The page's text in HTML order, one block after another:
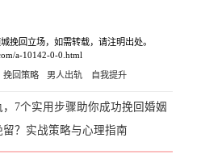
挽回立场，如需转载，请注明出处。
a-10142-0-0.html
挽回策略 男人出轨 自我提升
7个实用步骤助你成功挽回婚姻
？实战策略与心理指南